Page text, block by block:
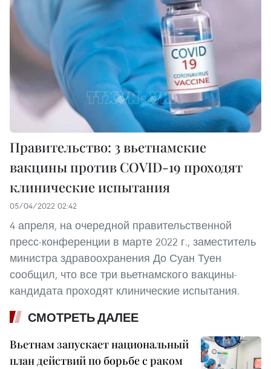
Правительство: 3 вьетнамские
вакцины против COVID-19 проходят
клинические испытания
05/04/2022 02:42
4 апреля, на очередной правительственной
пресс-конференции в марте 2022 г., заместитель
министра здравоохранения До Суан Туен
сообщил, что все три вьетнамского вакцины-
кандидата проходят клинические испытания.
СМОТРЕТЬ ДАЛЕЕ
Вьетнам запускает национальный
план действий по борьбе с раком